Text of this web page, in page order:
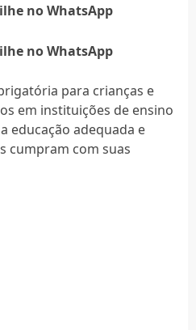
no WhatsApp
no WhatsApp
para crianças e
em instituições de ensino
educação adequada e
cumpram com suas